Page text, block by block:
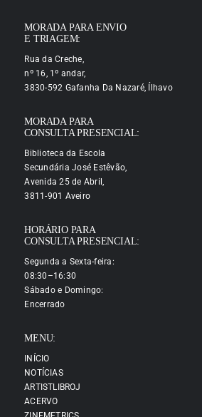
MORADA PARA ENVIO
E TRIAGEM:
Rua da Creche,
nº 16, 1º andar,
3830-592 Gafanha Da Nazaré, Ílhavo
MORADA PARA
CONSULTA PRESENCIAL:
Biblioteca da Escola
Secundária José Estêvão,
Avenida 25 de Abril,
3811-901 Aveiro
HORÁRIO PARA
CONSULTA PRESENCIAL:
Segunda a Sexta-feira:
08:30–16:30
Sábado e Domingo:
Encerrado
MENU:
INÍCIO
NOTÍCIAS
ARTISTLIBROJ
ACERVO